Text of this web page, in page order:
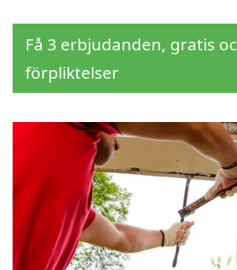
Få 3 erbjudanden, gratis
förpliktelser